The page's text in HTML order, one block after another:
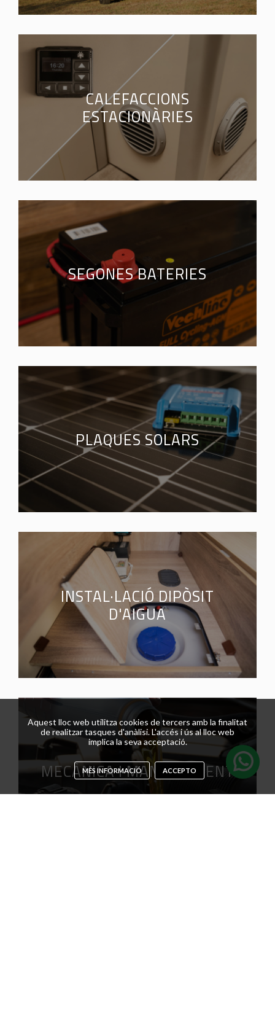
CALEFACCIONS
ESTACIONÀRIES
SEGONES BATERIES
PLAQUES SOLARS
INSTAL·LACIÓ DIPÒSIT
D'AIGUA
MECÀNICA I MANTENIMENT
Aquest lloc web utilitza cookies de tercers amb la finalitat
de realitzar tasques d'anàlisi. L'accés i ús al lloc web
implica la seva acceptació.
MÉS INFORMACIÓ ACCEPTO